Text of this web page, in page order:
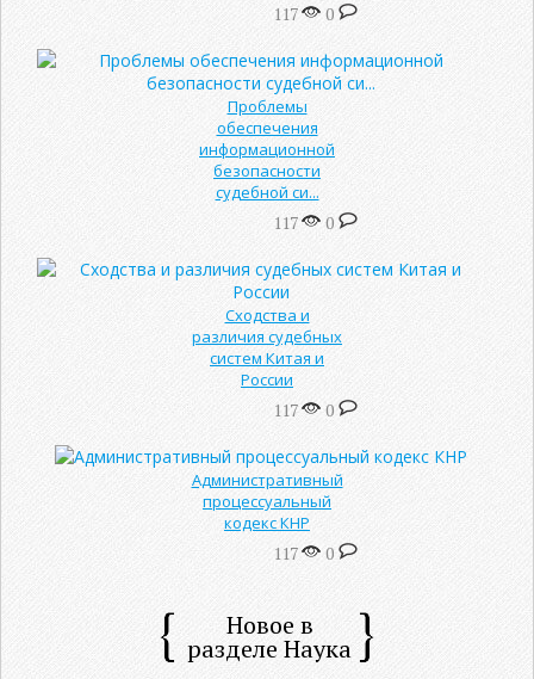
117 0
Проблемы
обеспечения
информационной
безопасности
судебной си...
117 0
Сходства и
различия судебных
систем Китая и
России
117 0
Административный
процессуальный
кодекс КНР
117 0
Новое в
разделе Наука